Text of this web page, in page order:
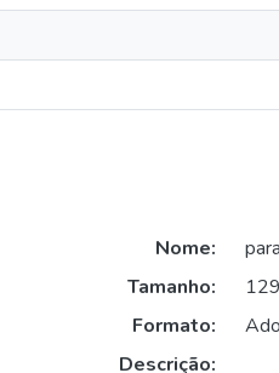
Nome:
Tamanho:
Formato:
Descrição: